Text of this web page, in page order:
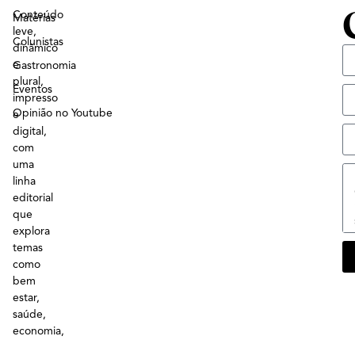
Conteúdo
leve,
dinâmico
e
plural,
impresso
e
digital,
com
uma
linha
editorial
que
explora
temas
como
bem
estar,
saúde,
economia,
Matérias
Colunistas
Gastronomia
Eventos
Opinião no Youtube